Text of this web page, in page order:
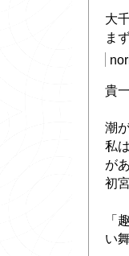
大
ま
貴
潮
私
が
初
「
い